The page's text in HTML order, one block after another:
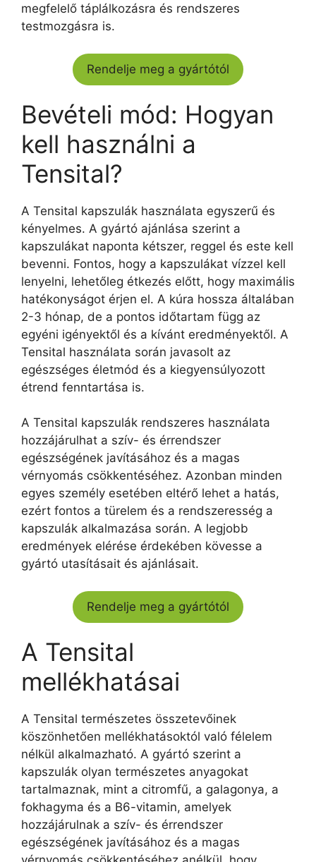
megfelelő táplálkozásra és rendszeres
testmozgásra is.
Rendelje meg a gyártótól
Bevételi mód: Hogyan
kell használni a
Tensital?
A Tensital kapszulák használata egyszerű és
kényelmes. A gyártó ajánlása szerint a
kapszulákat naponta kétszer, reggel és este kell
bevenni. Fontos, hogy a kapszulákat vízzel kell
lenyelni, lehetőleg étkezés előtt, hogy maximális
hatékonyságot érjen el. A kúra hossza általában
2-3 hónap, de a pontos időtartam függ az
egyéni igényektől és a kívánt eredményektől. A
Tensital használata során javasolt az
egészséges életmód és a kiegyensúlyozott
étrend fenntartása is.
A Tensital kapszulák rendszeres használata
hozzájárulhat a szív- és érrendszer
egészségének javításához és a magas
vérnyomás csökkentéséhez. Azonban minden
egyes személy esetében eltérő lehet a hatás,
ezért fontos a türelem és a rendszeresség a
kapszulák alkalmazása során. A legjobb
eredmények elérése érdekében kövesse a
gyártó utasításait és ajánlásait.
Rendelje meg a gyártótól
A Tensital
mellékhatásai
A Tensital természetes összetevőinek
köszönhetően mellékhatásoktól való félelem
nélkül alkalmazható. A gyártó szerint a
kapszulák olyan természetes anyagokat
tartalmaznak, mint a citromfű, a galagonya, a
fokhagyma és a B6-vitamin, amelyek
hozzájárulnak a szív- és érrendszer
egészségének javításához és a magas